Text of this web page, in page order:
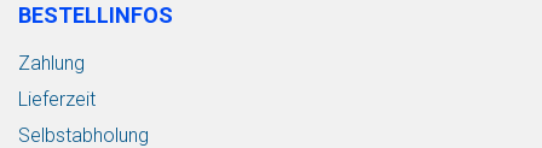
BESTELLINFOS
Zahlung
Lieferzeit
Selbstabholung